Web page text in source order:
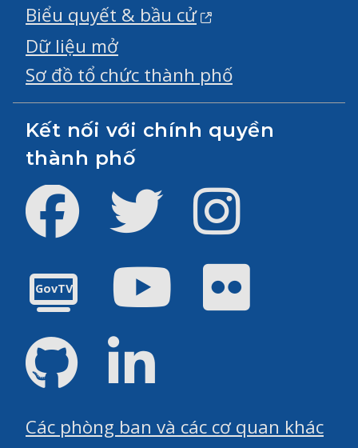
Biểu quyết & bầu cử
Dữ liệu mở
Sơ đồ tổ chức thành phố
Kết nối với chính quyền
thành phố
Facebook Twitter
GovTV
Youtube
GitHub
Các phòng ban và các cơ quan khác